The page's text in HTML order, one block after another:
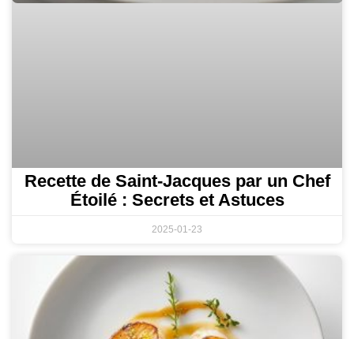
Recette de Saint-Jacques par un Chef
Étoilé : Secrets et Astuces
2025-01-23